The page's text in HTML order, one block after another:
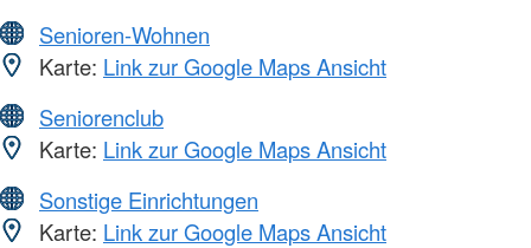
Senioren-Wohnen
Karte: Link zur Google Maps Ansicht
Seniorenclub
Karte: Link zur Google Maps Ansicht
Sonstige Einrichtungen
Karte: Link zur Google Maps Ansicht